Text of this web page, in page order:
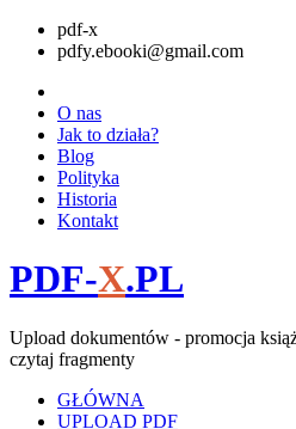
pdf-x
pdfy.ebooki@gmail.com
O nas
Jak to działa?
Blog
Polityka
Historia
Kontakt
PDF-X.PL
Upload dokumentów - promocja
czytaj fragmenty
GŁÓWNA
UPLOAD PDF